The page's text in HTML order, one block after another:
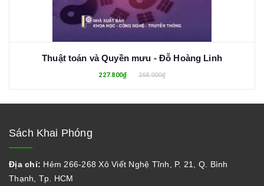
Thuật toán và Quyền mưu - Đỗ Hoàng Linh
227.800₫ 268.000₫
Sách Khai Phóng
Địa chỉ: Hẻm 266-268 Xô Viết Nghệ Tĩnh, P. 21, Q. Bình
Thạnh, Tp. HCM